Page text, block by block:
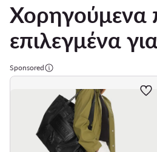
Χορηγούμενα
επιλεγμένα
Sponsored